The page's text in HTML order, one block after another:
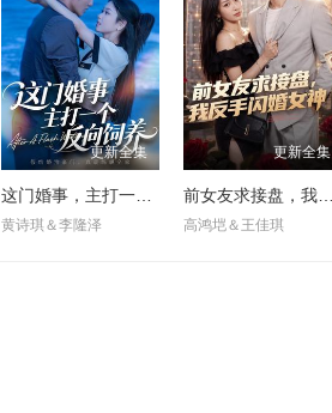
更新全集
这门婚事，主打一个反向饲养
黄诗琪＆李隆泽
更新全集
高鸿垲＆王佳琪